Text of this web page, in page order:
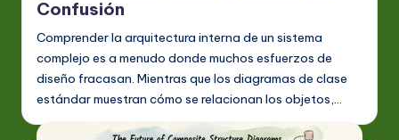
Confusión
Comprender la arquitectura interna de un sistema
complejo es a menudo donde muchos esfuerzos de
diseño fracasan. Mientras que los diagramas de clase
estándar muestran cómo se relacionan los objetos,…